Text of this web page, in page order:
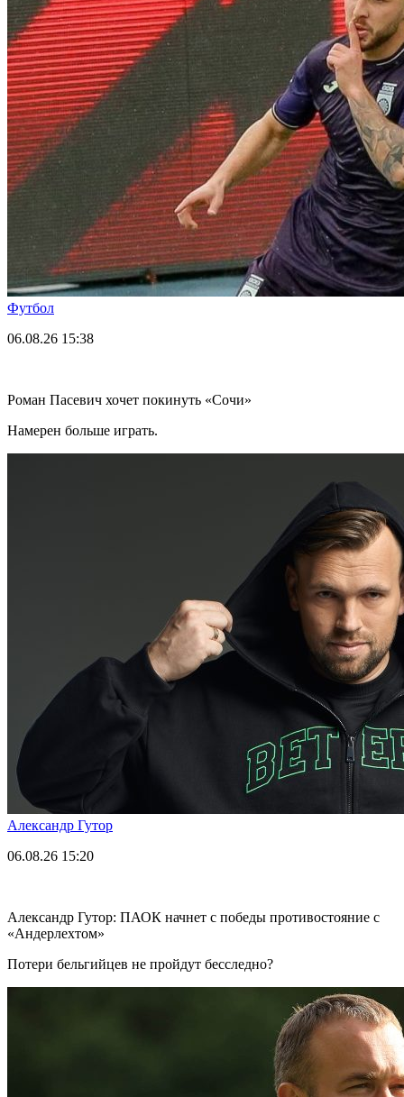
Футбол
06.08.26 15:38
Роман Пасевич хочет покинуть «Сочи»
Намерен больше играть.
Александр Гутор
06.08.26 15:20
Александр Гутор: ПАОК начнет с победы противостояние с
«Андерлехтом»
Потери бельгийцев не пройдут бесследно?